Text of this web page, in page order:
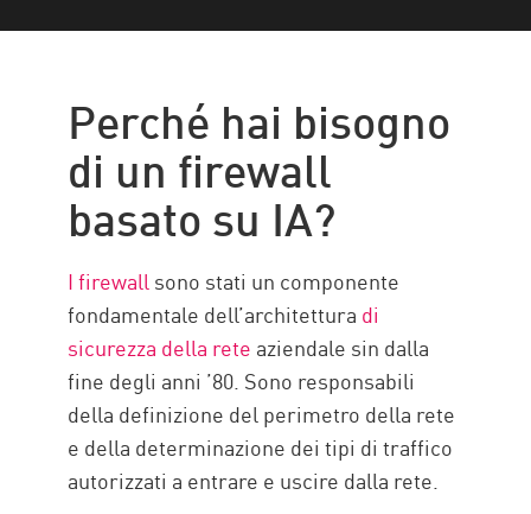
Vantaggi principali
Differenze
Check Point Force
Perché hai bisogno
di un firewall
basato su IA?
I firewallsono stati un componente
fondamentale dell’architettura di
sicurezza della rete aziendale sin dalla
fine degli anni ’80. Sono responsabili
della definizione del perimetro della rete
e della determinazione dei tipi di traffico
autorizzati a entrare e uscire dalla rete.